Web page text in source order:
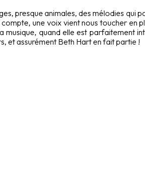
presque animales, des mélodies qui
compte, une voix vient nous toucher en
musique, quand elle est parfaitement
et assurément Beth Hart en fait partie !